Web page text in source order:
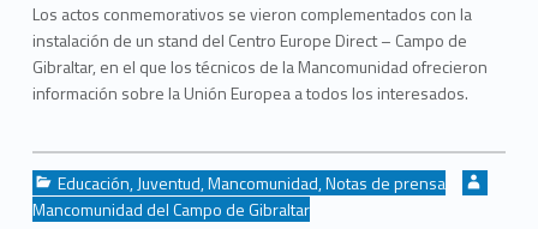
Los actos conmemorativos se vieron complementados con la
instalación de un stand del Centro Europe Direct – Campo de
Gibraltar, en el que los técnicos de la Mancomunidad ofrecieron
información sobre la Unión Europea a todos los interesados.
Categorized in:
Educación,Juventud,Mancomunidad,Notas de prensa
Written by:
Mancomunidad del Campo de Gibraltar